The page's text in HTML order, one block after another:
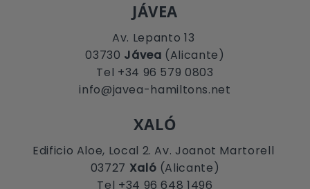
JÁVEA
Av. Lepanto 13
03730 Jávea (Alicante)
Tel +34 96 579 0803
info@javea-hamiltons.net
XALÓ
Edificio Aloe, Local 2. Av. Joanot Martorell
03727 Xaló (Alicante)
Tel +34 96 648 1496